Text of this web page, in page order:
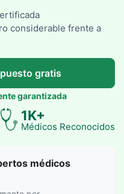
considerable frente a
gratis
garantizada
1K+
Médicos Reconocidos
médicos